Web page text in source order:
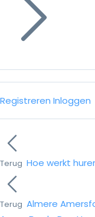
Registreren Inloggen
Terug Hoe werkt
Terug Almere